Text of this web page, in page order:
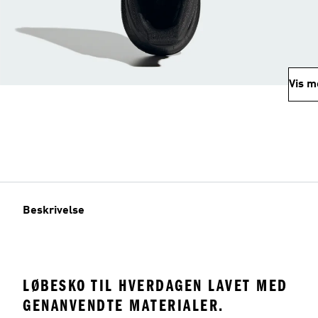
Vis
Beskrivelse
LØBESKO TIL HVERDAGEN LAVET MED
GENANVENDTE MATERIALER.